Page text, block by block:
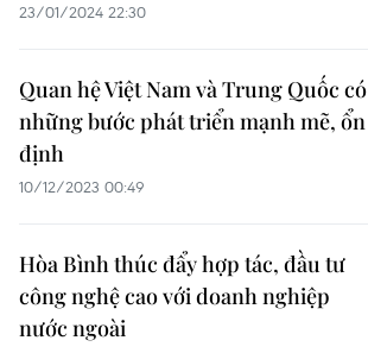
23/01/2024 22:30
Quan hệ Việt Nam và Trung Quốc có
những bước phát triển mạnh mẽ, ổn
định
10/12/2023 00:49
Hòa Bình thúc đẩy hợp tác, đầu tư
công nghệ cao với doanh nghiệp
nước ngoài